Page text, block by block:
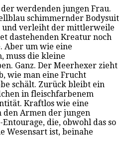
werdenden jungen Frau.
schimmernder Bodysuit
und verleiht der mittlerweile
dastehenden Kreatur noch
Aber um wie eine
muss die kleine
Ganz. Der Meerhexer zieht
wie man eine Frucht
schält. Zurück bleibt ein
in fleischfarbenem
Kraftlos wie eine
den Armen der jungen
die, obwohl das so
Wesensart ist, beinahe